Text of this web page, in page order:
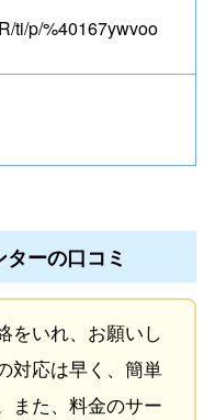
ti/p/%40167ywvoo
ーの口コミ
をいれ、お願いし
対応は早く、簡単
また、料金のサー